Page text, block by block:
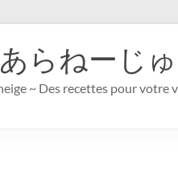
らねーじゅ
~ Des recettes pour votre